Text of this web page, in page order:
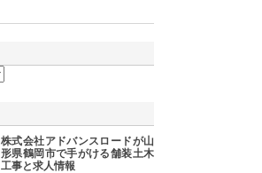
株式会社アドバンスロードが山
形県鶴岡市で手がける舗装土木
工事と求人情報